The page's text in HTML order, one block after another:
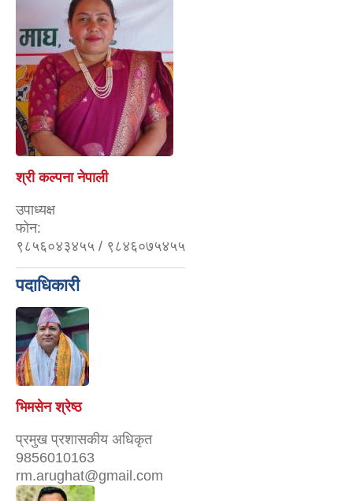
श्री कल्पना नेपाली
उपाध्यक्ष
फोन:
९८५६०४३४५५ / ९८४६०७५४५५
पदाधिकारी
भिमसेन श्रेष्ठ
प्रमुख प्रशासकीय अधिकृत
9856010163
rm.arughat@gmail.com